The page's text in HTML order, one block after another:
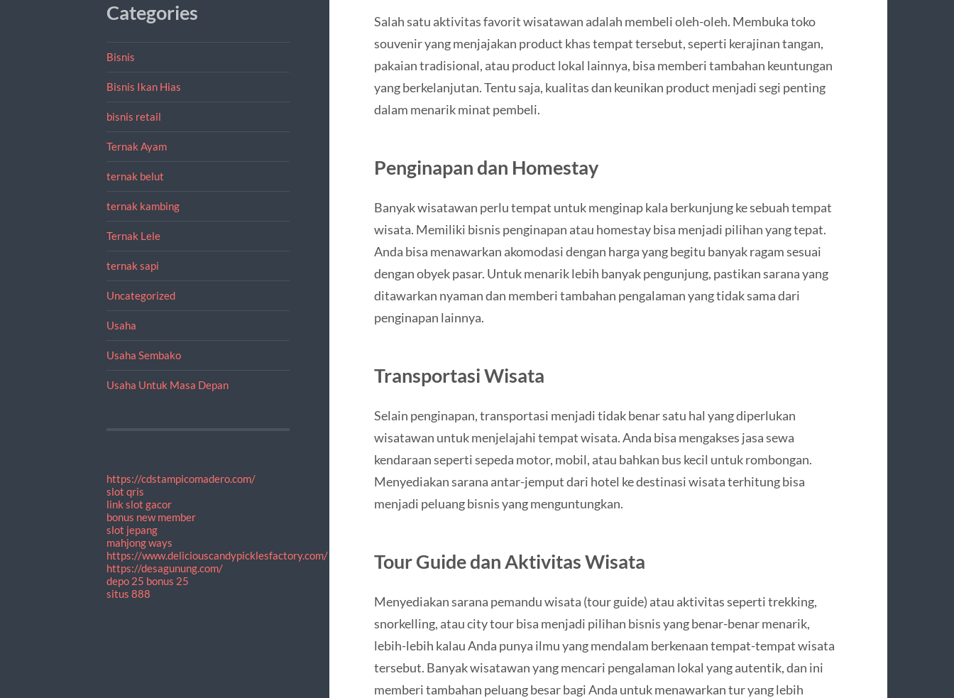
Categories
Bisnis
Bisnis Ikan Hias
bisnis retail
Ternak Ayam
ternak belut
ternak kambing
Ternak Lele
ternak sapi
Uncategorized
Usaha
Usaha Sembako
Usaha Untuk Masa Depan
https://cdstampicomadero.com/
slot qris
link slot gacor
bonus new member
slot jepang
mahjong ways
https://www.deliciouscandypicklesfactory.com/
https://desagunung.com/
depo 25 bonus 25
situs 888
Salah satu aktivitas favorit wisatawan adalah membeli oleh-oleh. Membuka toko
souvenir yang menjajakan product khas tempat tersebut, seperti kerajinan tangan,
pakaian tradisional, atau product lokal lainnya, bisa memberi tambahan keuntungan
yang berkelanjutan. Tentu saja, kualitas dan keunikan product menjadi segi penting
dalam menarik minat pembeli.
Penginapan dan Homestay
Banyak wisatawan perlu tempat untuk menginap kala berkunjung ke sebuah tempat
wisata. Memiliki bisnis penginapan atau homestay bisa menjadi pilihan yang tepat.
Anda bisa menawarkan akomodasi dengan harga yang begitu banyak ragam sesuai
dengan obyek pasar. Untuk menarik lebih banyak pengunjung, pastikan sarana yang
ditawarkan nyaman dan memberi tambahan pengalaman yang tidak sama dari
penginapan lainnya.
Transportasi Wisata
Selain penginapan, transportasi menjadi tidak benar satu hal yang diperlukan
wisatawan untuk menjelajahi tempat wisata. Anda bisa mengakses jasa sewa
kendaraan seperti sepeda motor, mobil, atau bahkan bus kecil untuk rombongan.
Menyediakan sarana antar-jemput dari hotel ke destinasi wisata terhitung bisa
menjadi peluang bisnis yang menguntungkan.
Tour Guide dan Aktivitas Wisata
Menyediakan sarana pemandu wisata (tour guide) atau aktivitas seperti trekking,
snorkelling, atau city tour bisa menjadi pilihan bisnis yang benar-benar menarik,
lebih-lebih kalau Anda punya ilmu yang mendalam berkenaan tempat-tempat wisata
tersebut. Banyak wisatawan yang mencari pengalaman lokal yang autentik, dan ini
memberi tambahan peluang besar bagi Anda untuk menawarkan tur yang lebih